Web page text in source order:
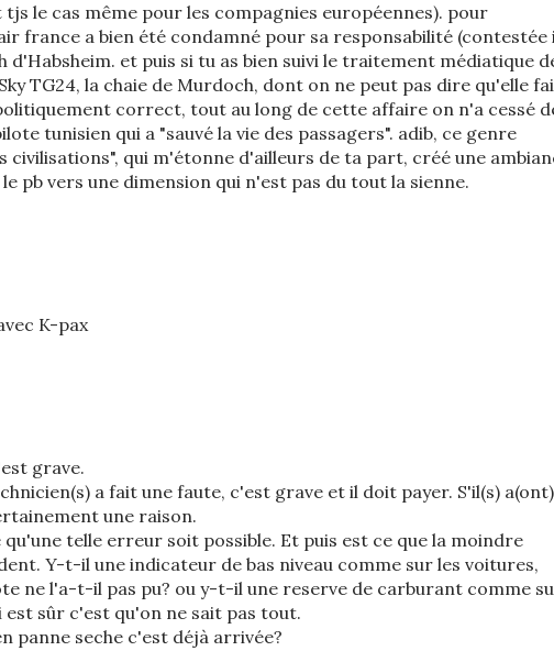
le cas même pour les compagnies européennes). pour
france a bien été condamné pour sa responsabilité (contestée
d'Habsheim. et puis si tu as bien suivi le traitement médiatique
TG24, la chaie de Murdoch, dont on ne peut pas dire qu'elle
correct, tout au long de cette affaire on n'a cessé
tunisien qui a "sauvé la vie des passagers". adib, ce genre
qui m'étonne d'ailleurs de ta part, créé une
pb vers une dimension qui n'est pas du tout la sienne.
K-pax
grave.
a fait une faute, c'est grave et il doit payer. S'il(s) a(ont)
une raison.
telle erreur soit possible. Et puis est ce que la moindre
Y-t-il une indicateur de bas niveau comme sur les voitures,
ne l'a-t-il pas pu? ou y-t-il une reserve de carburant comme
est sûr c'est qu'on ne sait pas tout.
panne seche c'est déjà arrivée?